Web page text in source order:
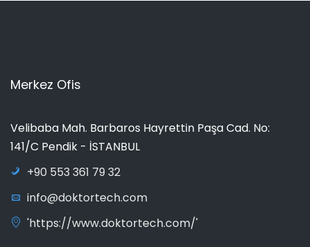
Merkez Ofis
Velibaba Mah. Barbaros Hayrettin Paşa Cad. No:
141/C Pendik - İSTANBUL
+90 553 361 79 32
info@doktortech.com
'https://www.doktortech.com/'